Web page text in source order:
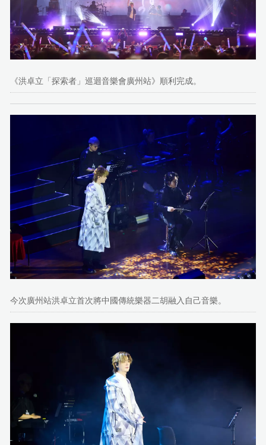
《洪卓立「探索者」巡迴音樂會廣州站》順利完成。
今次廣州站洪卓立首次將中國傳統樂器二胡融入自己音樂。